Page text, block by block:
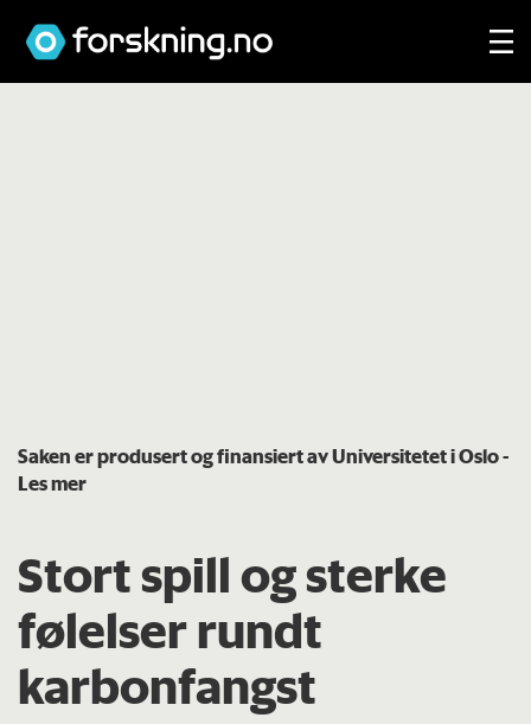
Saken er produsert og finansiert av Universitetet i Oslo-
Les mer
Stort spill og sterke
følelser rundt
karbonfangst